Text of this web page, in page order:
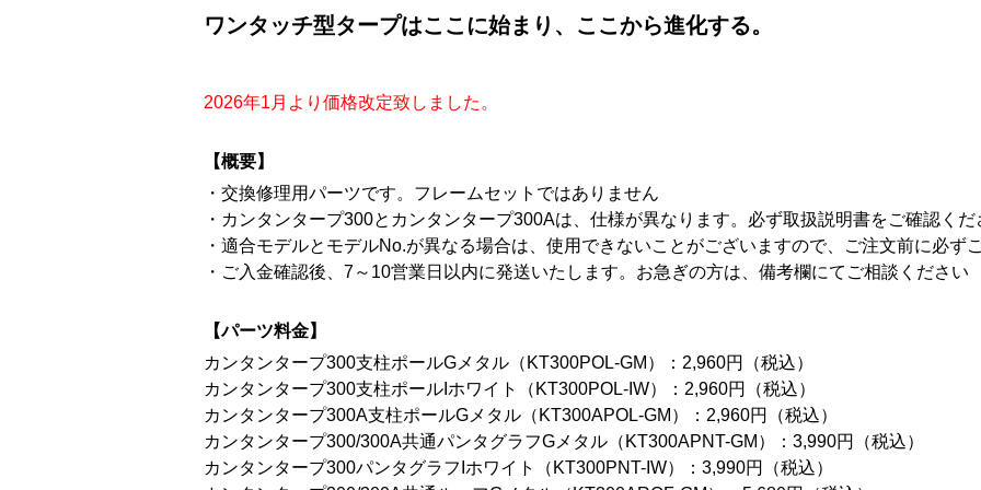
ワンタッチ型タープはここに始まり、ここから進化する。
2026年1月より価格改定致しました。
【概要】
・交換修理用パーツです。フレームセットではありません
・カンタンタープ300とカンタンタープ300Aは、仕様が異なります。必ず取扱説明書をご確認くだ
・適合モデルとモデルNo.が異なる場合は、使用できないことがございますので、ご注文前に必ず
・ご入金確認後、7～10営業日以内に発送いたします。お急ぎの方は、備考欄にてご相談ください
【パーツ料金】
カンタンタープ300支柱ポールGメタル（KT300POL-GM）：2,960円（税込）
カンタンタープ300支柱ポールIホワイト（KT300POL-IW）：2,960円（税込）
カンタンタープ300A支柱ポールGメタル（KT300APOL-GM）：2,960円（税込）
カンタンタープ300/300A共通パンタグラフGメタル（KT300APNT-GM）：3,990円（税込）
カンタンタープ300パンタグラフIホワイト（KT300PNT-IW）：3,990円（税込）